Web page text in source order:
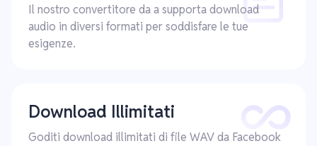
Il nostro convertitore da a supporta download
audio in diversi formati per soddisfare le tue
esigenze.
Download Illimitati
Goditi download illimitati di file WAV da Facebook